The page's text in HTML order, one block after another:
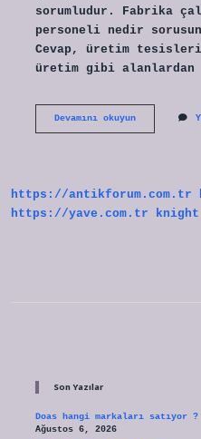
sorumludur. Fabrika
personeli nedir
Cevap, üretim
üretim gibi alanlardan
Devamını okuyunFabrika
https://antikforum.com.tr
https://yave.com.tr
Son Yazılar
Doas hangi markaları satıyor ?
Ağustos 6, 2026